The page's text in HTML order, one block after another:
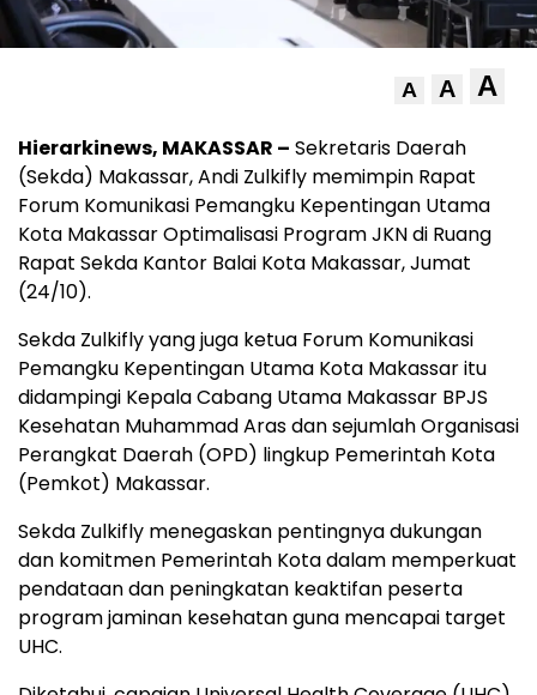
A A A
Hierarkinews, MAKASSAR – Sekretaris Daerah
(Sekda) Makassar, Andi Zulkifly memimpin Rapat
Forum Komunikasi Pemangku Kepentingan Utama
Kota Makassar Optimalisasi Program JKN di Ruang
Rapat Sekda Kantor Balai Kota Makassar, Jumat
(24/10).
Sekda Zulkifly yang juga ketua Forum Komunikasi
Pemangku Kepentingan Utama Kota Makassar itu
didampingi Kepala Cabang Utama Makassar BPJS
Kesehatan Muhammad Aras dan sejumlah Organisasi
Perangkat Daerah (OPD) lingkup Pemerintah Kota
(Pemkot) Makassar.
Sekda Zulkifly menegaskan pentingnya dukungan
dan komitmen Pemerintah Kota dalam memperkuat
pendataan dan peningkatan keaktifan peserta
program jaminan kesehatan guna mencapai target
UHC.